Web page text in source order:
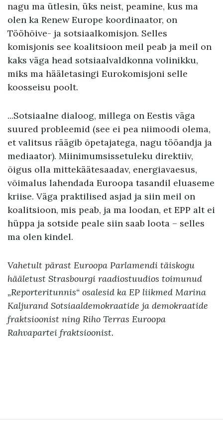
nagu ma ütlesin, üks neist, peamine, kus ma
olen ka Renew Europe koordinaator, on
Tööhõive- ja sotsiaalkomisjon. Selles
komisjonis see koalitsioon meil peab ja meil on
kaks väga head sotsiaalvaldkonna volinikku,
miks ma hääletasingi Eurokomisjoni selle
koosseisu poolt.
...Sotsiaalne dialoog, millega on Eestis väga
suured probleemid (see ei pea niimoodi olema,
et valitsus räägib õpetajatega, nagu tööandja ja
mediaator). Miinimumsissetuleku direktiiv,
õigus olla mittekäätesaadav, energiavaesus,
võimalus lahendada Euroopa tasandil eluaseme
kriise. Väga praktilised asjad ja siin meil on
koalitsioon, mis peab, ja ma loodan, et EPP alt ei
hüppa ja sotside peale siin saab loota – selles
ma olen kindel.
Vahetult pärast Euroopa Parlamendi täiskogu
hääletust Strasbourgi raadiostuudios toimunud
„Reporteritunnis“ osalesid ka EP liikmed Marina
Kaljurand Sotsiaaldemokraatide ja demokraatide
fraktsioonist ning Riho Terras Euroopa
Rahvapartei fraktsioonist.